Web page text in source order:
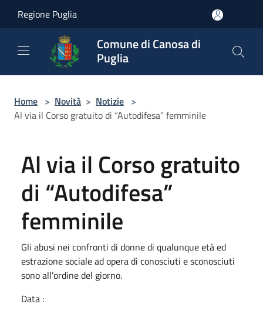
Regione Puglia
Comune di Canosa di
Puglia
Home > Novità > Notizie >
Al via il Corso gratuito di “Autodifesa” femminile
Al via il Corso gratuito
di “Autodifesa”
femminile
Gli abusi nei confronti di donne di qualunque età ed
estrazione sociale ad opera di conosciuti e sconosciuti
sono all’ordine del giorno.
Data :